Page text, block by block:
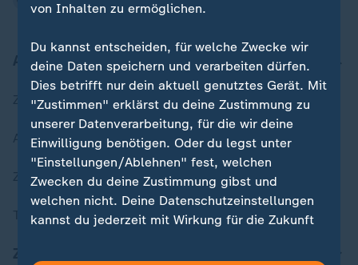
Aktuell bei ZDFheute
Zuletzt veröffentlicht
Aktuelle Sendungs-Videos
ZDFheute Stories
Themen im Überblick
von Inhalten zu ermöglichen.
Du kannst entscheiden, für welche Zwecke wir
deine Daten speichern und verarbeiten dürfen.
Dies betrifft nur dein aktuell genutztes Gerät. Mit
"Zustimmen" erklärst du deine Zustimmung zu
unserer Datenverarbeitung, für die wir deine
Einwilligung benötigen. Oder du legst unter
"Einstellungen/Ablehnen" fest, welchen
Zwecken du deine Zustimmung gibst und
welchen nicht. Deine Datenschutzeinstellungen
kannst du jederzeit mit Wirkung für die Zukunft